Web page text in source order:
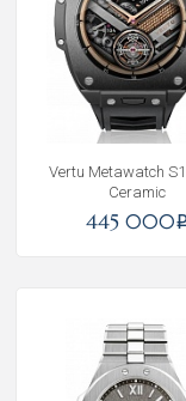
Vertu Metawatch
Ceramic
445 000